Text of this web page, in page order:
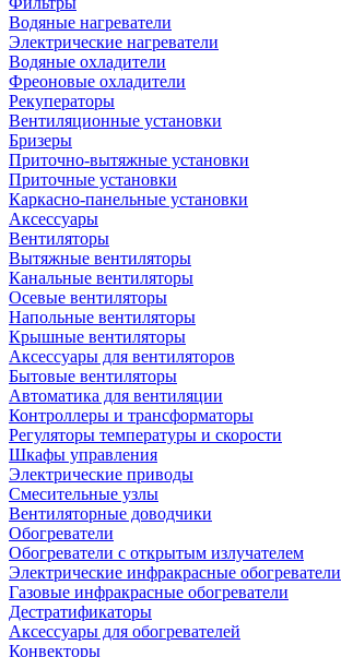
Водяные нагреватели
Электрические нагреватели
Водяные охладители
Фреоновые охладители
Рекуператоры
Вентиляционные установки
Бризеры
Приточно-вытяжные установки
Приточные установки
Каркасно-панельные установки
Аксессуары
Вентиляторы
Вытяжные вентиляторы
Канальные вентиляторы
Осевые вентиляторы
Напольные вентиляторы
Крышные вентиляторы
Аксессуары для вентиляторов
Бытовые вентиляторы
Автоматика для вентиляции
Контроллеры и трансформаторы
Регуляторы температуры и скорости
Шкафы управления
Электрические приводы
Смесительные узлы
Вентиляторные доводчики
Обогреватели
Обогреватели с открытым излучателем
Электрические инфракрасные обогреватели
Газовые инфракрасные обогреватели
Дестратификаторы
Аксессуары для обогревателей
Конвекторы